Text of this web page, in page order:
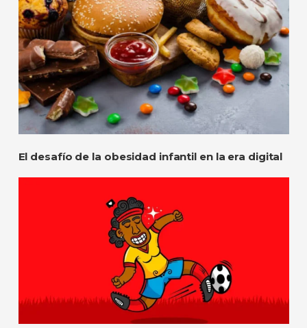
El desafío de la obesidad infantil en la era digital